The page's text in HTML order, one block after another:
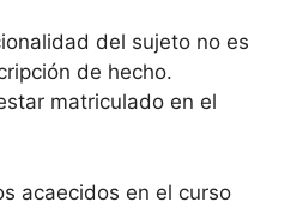
del sujeto no es
de hecho.
matriculado en el
acaecidos en el curso